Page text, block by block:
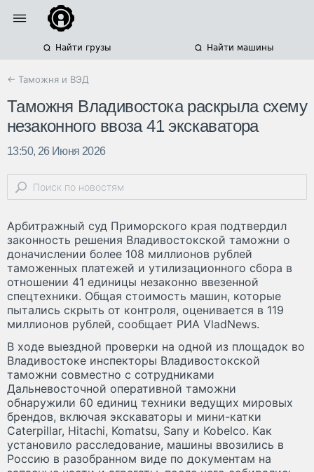
Найти грузы Найти машины
← Таможня и ВЭД
Таможня Владивостока раскрыла схему
незаконного ввоза 41 экскаватора
13:50, 26 Июня 2026
Арбитражный суд Приморского края подтвердил
законность решения Владивостокской таможни о
доначислении более 108 миллионов рублей
таможенных платежей и утилизационного сбора в
отношении 41 единицы незаконно ввезенной
спецтехники. Общая стоимость машин, которые
пытались скрыть от контроля, оценивается в 119
миллионов рублей, сообщает РИА VladNews.
В ходе выездной проверки на одной из площадок во
Владивостоке инспекторы Владивостокской
таможни совместно с сотрудниками
Дальневосточной оперативной таможни
обнаружили 60 единиц техники ведущих мировых
брендов, включая экскаваторы и мини-катки
Caterpillar, Hitachi, Komatsu, Sany и Kobelco. Как
установило расследование, машины ввозились в
Россию в разобранном виде по документам на